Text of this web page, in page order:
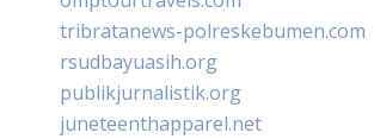
tribratanews-polreskebumen.com
rsudbayuasih.org
publikjurnalistik.org
juneteenthapparel.net